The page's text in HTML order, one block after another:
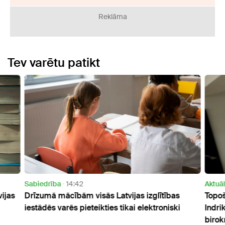
Reklāma
Tev varētu patikt
Sabiedrība 14:42
Drīzumā mācībām visās Latvijas izglītības
iestādēs varēs pieteikties tikai elektroniski